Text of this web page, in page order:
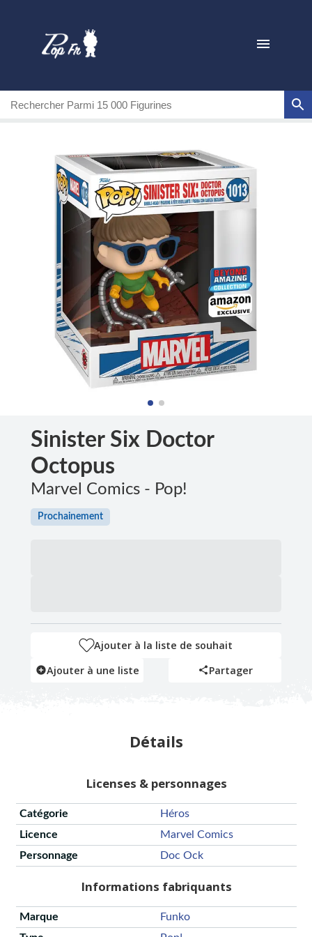
Sinister Six Doctor
Octopus
Marvel Comics - Pop!
Prochainement
Ajouter à la liste de souhait
Ajouter à une liste
Partager
Détails
Licenses & personnages
Catégorie
Héros
Licence
Marvel Comics
Personnage
Doc Ock
Informations fabriquants
Marque
Funko